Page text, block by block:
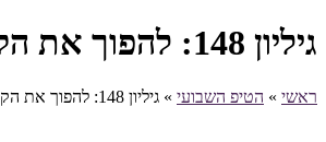
גיליון 148: להפוך את הקסטה
ראשי » הטיפ השבועי » גיליון 148: להפוך את הקסטה